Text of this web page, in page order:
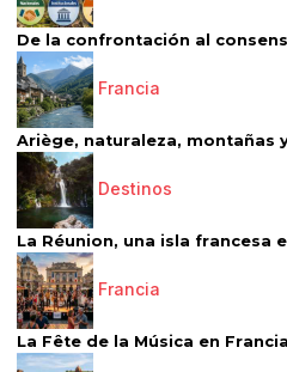
De la confrontación al
Francia
Ariège, naturaleza, montañas
Destinos
La Réunion, una isla francesa
Francia
La Fête de la Música en